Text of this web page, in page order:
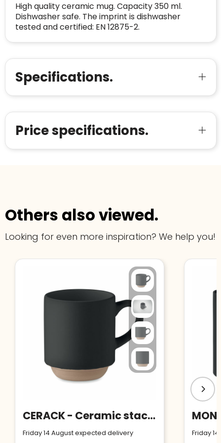
High quality ceramic mug. Capacity 350 ml.
Dishwasher safe. The imprint is dishwasher
tested and certified: EN 12875-2.
Specifications.
Price specifications.
Others also viewed.
Looking for even more inspiration? We help you!
CERACK - Ceramic stackable mug 170 ml
Friday 14 August expected delivery
Friday